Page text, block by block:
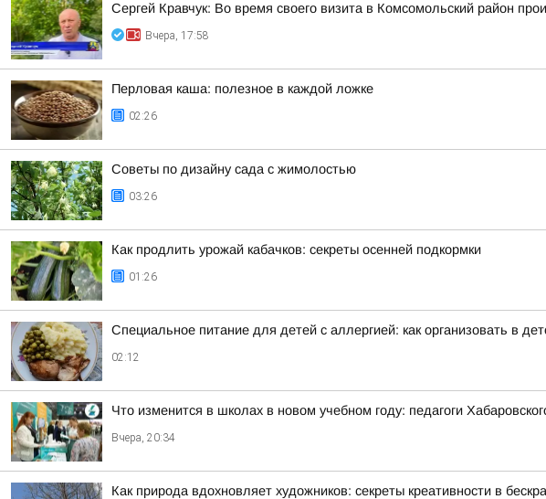
Сергей Кравчук: Во время своего визита в Комсомольский район
Вчера, 17:58
Перловая каша: полезное в каждой ложке
02:26
Советы по дизайну сада с жимолостью
03:26
Как продлить урожай кабачков: секреты осенней подкормки
01:26
Специальное питание для детей с аллергией: как организовать в
02:12
Что изменится в школах в новом учебном году: педагоги
Вчера, 20:34
Как природа вдохновляет художников: секреты креативности в